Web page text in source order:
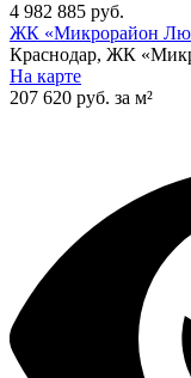
4 982 885 руб.
ЖК «Микрорайон
Краснодар, ЖК
На карте
207 620 руб. за м²